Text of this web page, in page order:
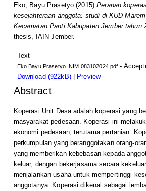
Eko, Bayu Prasetyo (2015)Peranan
kesejahteraan anggota: studi di KUD
Kecamatan Panti Kabupaten Jember tahun
thesis, IAIN Jember.
Text
Eko Bayu Prasetyo_NIM.083102024.pdf -
Download (922kB)| Preview
Abstract
Koperasi Unit Desa adalah koperasi yang
masyarakat pedesaan. Koperasi ini
ekonomi pedesaan, terutama pertanian.
perkumpulan yang beranggotakan orang-
yang memberikan kebebasan kepada
keluar, dengan bekerjasama secara
menjalankan usaha untuk mempertinggi
anggotanya. Koperasi dikenal sebagai